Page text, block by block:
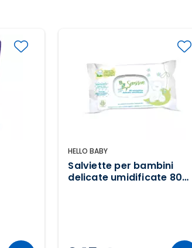
HELLO BABY
Salviette per bambini
delicate umidificate 80